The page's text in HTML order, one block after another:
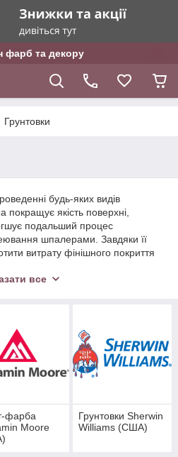
фарб та декору
Грунтовки
будь-яких видів
покращує якість поверхні,
подальший процес
шпалерами. Завдяки її
витрату фінішного покриття
для різних типів
все
фарба
Moore
Грунтовки Sherwin
Williams (США)